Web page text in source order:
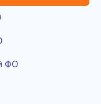
ФО